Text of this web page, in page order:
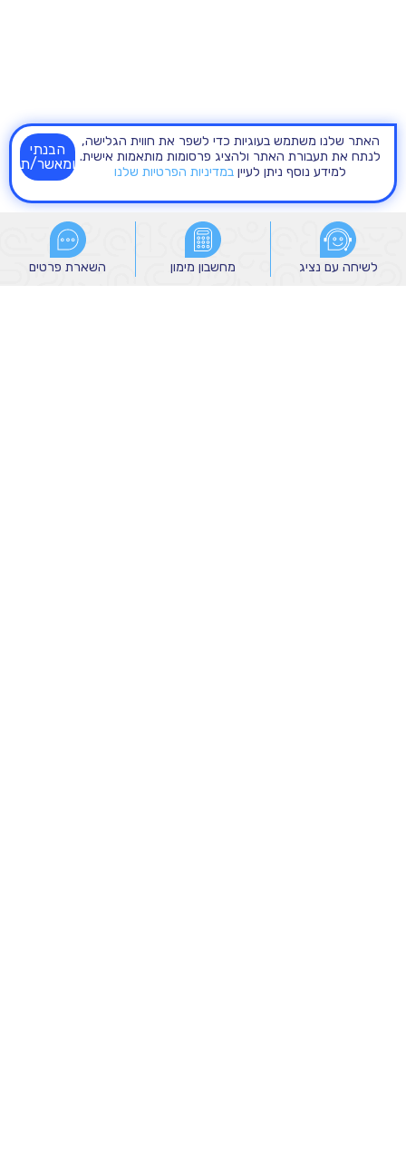
לשיחה עם נציג מחשבון מימון השארת פרטים
האתר שלנו משתמש בעוגיות כדי לשפר את חווית הגלישה,
לנתח את תעבורת האתר ולהציג פרסומות מותאמות אישית.
למידע נוסף ניתן לעיין במדיניות הפרטיות שלנו
הבנתי
ומאשר/ת
לשיחה עם נציג מחשבון מימון השארת פרטים